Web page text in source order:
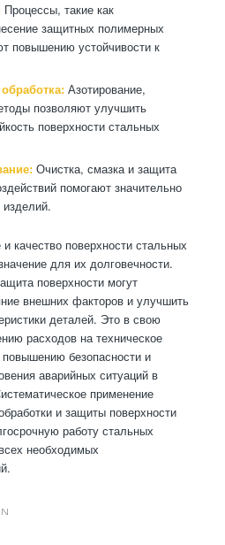
Процессы, такие как
защитных полимерных
повышению устойчивости к
Азотирование,
позволяют улучшить
поверхности стальных
Очистка, смазка и защита
помогают значительно
качество поверхности стальных
для их долговечности.
поверхности могут
внешних факторов и улучшить
деталей. Это в свою
расходов на техническое
безопасности и
аварийных ситуаций в
применение
и защиты поверхности
работу стальных
необходимых